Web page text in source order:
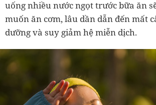
uống nhiều nước ngọt trước bữa ăn
muốn ăn cơm, lâu dần dẫn đến mất
dưỡng và suy giảm hệ miễn dịch.